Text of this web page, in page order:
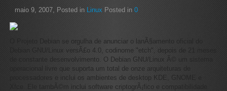
maio 9, 2007, Posted in Linux Posted in 0
O Projeto Debian se orgulha de anunciar o lanÃ§amento oficial do
Debian GNU/Linux versÃ£o 4.0, codinome
etch , depois de 21 meses
de constante desenvolvimento. O Debian GNU/Linux Ã© um sistema
operacional livre que suporta um total de onze arquiteturas de
processadores e inclui os ambientes de desktop KDE, GNOME e
Xfce. Ele tambÃ©m inclui software criptogrÃ¡fico e compatibilidade